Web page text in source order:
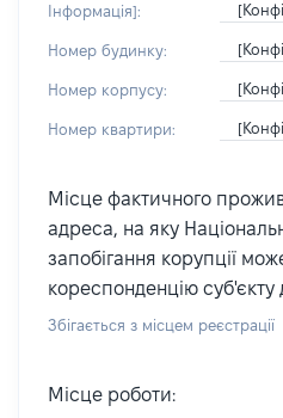
Інформація]:
Номер будинку:
Номер корпусу:
Номер квартири:
Місце фактичного
адреса, на яку
запобігання корупції
кореспонденцію суб'єкту
Збігається з місцем реєстрації
Місце роботи: